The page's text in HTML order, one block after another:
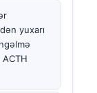
yuxarı